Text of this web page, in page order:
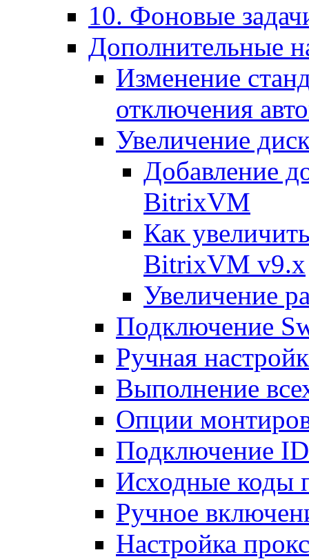
10. Фоновые
Дополнительные
Изменение
отключения
Увеличение
Добавление
BitrixVM
Как
BitrixVM v9.x
Увеличение
Подключение
Ручная
Выполнение
Опции
Подключение
Исходные коды
Ручное
Настройка